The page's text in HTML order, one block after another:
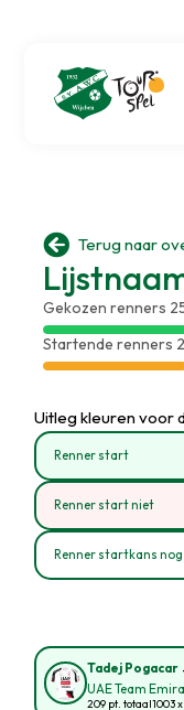
 Terug naar
Gekozen renners
Startende renners
Uitleg kleuren voor
Renner start
Renner start niet
Renner startkans nog
Tadej Pogacar
UAE Team
209 pt. totaal1003